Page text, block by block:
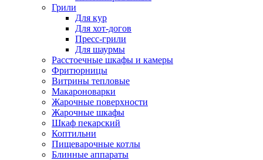
Грили
Для кур
Для хот-догов
Пресс-грили
Для шаурмы
Расстоечные шкафы и камеры
Фритюрницы
Витрины тепловые
Макароноварки
Жарочные поверхности
Жарочные шкафы
Шкаф пекарский
Коптильни
Пищеварочные котлы
Блинные аппараты